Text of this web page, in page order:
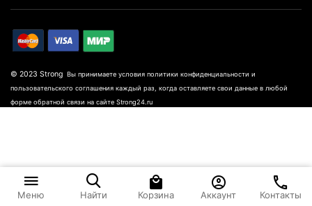
© 2023 Strong Вы принимаете условия политики конфиденциальности и
пользовательского соглашения каждый раз, когда оставляете свои данные в любой
форме обратной связи на сайте Strong24.ru
Меню Найти Корзина Аккаунт Контакты